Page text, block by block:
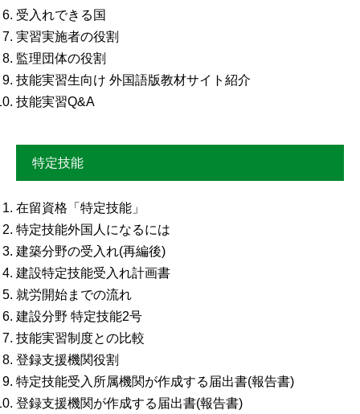
受入れできる国
実習実施者の役割
監理団体の役割
技能実習生向け 外国語版教材サイト紹介
技能実習Q&A
特定技能
在留資格「特定技能」
特定技能外国人になるには
建築分野の受入れ(再編後)
建設特定技能受入れ計画書
就労開始までの流れ
建設分野 特定技能2号
技能実習制度との比較
登録支援機関役割
特定技能受入所属機関が作成する届出書(報告書)
登録支援機関が作成する届出書(報告書)